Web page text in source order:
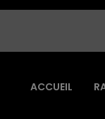
ACCUEIL